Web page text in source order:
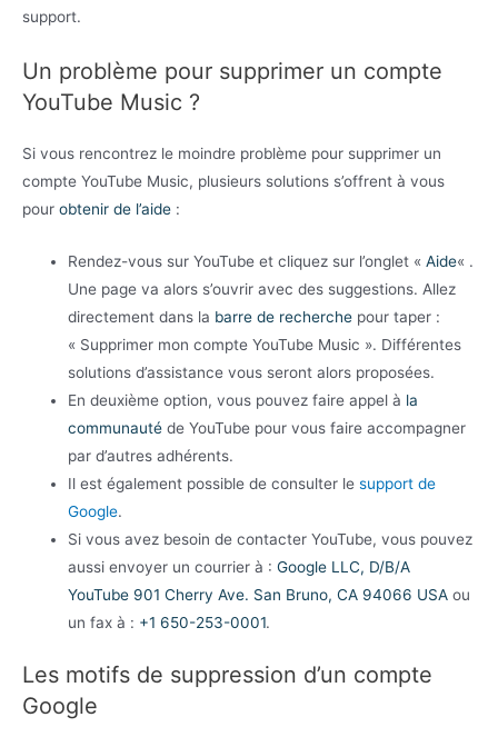
support.
Un problème pour supprimer un compte
YouTube Music ?
Si vous rencontrez le moindre problème pour supprimer un
compte YouTube Music, plusieurs solutions s’offrent à vous
pour obtenir de l’aide :
Rendez-vous sur YouTube et cliquez sur l’onglet «Aide« .
Une page va alors s’ouvrir avec des suggestions. Allez
directement dans la barre de recherche pour taper :
« Supprimer mon compte YouTube Music ». Différentes
solutions d’assistance vous seront alors proposées.
En deuxième option, vous pouvez faire appel à la
communautéde YouTube pour vous faire accompagner
par d’autres adhérents.
Il est également possible de consulter lesupport de
Google.
Si vous avez besoin de contacter YouTube, vous pouvez
aussi envoyer un courrier à :Google LLC, D/B/A
YouTube 901 Cherry Ave. San Bruno, CA 94066 USA ou
un fax à : +1 650-253-0001.
Les motifs de suppression d’un compte
Google